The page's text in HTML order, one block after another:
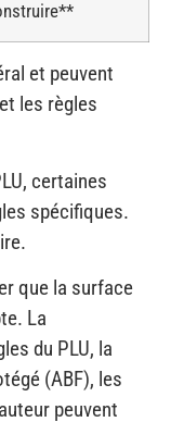
et peuvent
les règles
certaines
spécifiques.
que la surface
La
du PLU, la
(ABF), les
peuvent
réaliser.